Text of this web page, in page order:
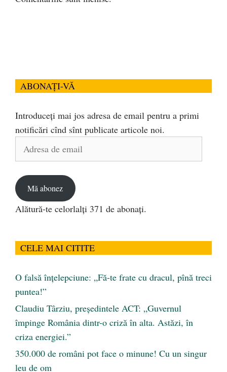
ABONAȚI-VĂ
Introduceți mai jos adresa de email pentru a primi
notificări cînd sînt publicate articole noi.
Adresa
Mă abonez
Alătură-te celorlalți 371 de abonați.
CELE MAI CITITE
O falsă înțelepciune: „Fă-te frate cu dracul, pînă treci
puntea!”
Claudiu Târziu, președintele ACT: „Guvernul
împinge România dintr-o criză în alta. Astăzi, în
criza energiei.”
350.000 de români pot face o minune! Cu un singur
leu de om